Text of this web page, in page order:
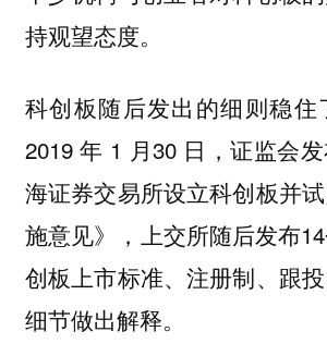
持观望态度。
科创板随后发出的细则稳住
2019 年 1 月30 日，证监会
海证券交易所设立科创板并
施意见》，上交所随后发布
创板上市标准、注册制、跟
细节做出解释。